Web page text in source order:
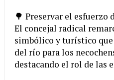
🌳 Preservar el esfuerzo
El concejal radical
simbólico y turístico
del río para los
destacando el rol de las